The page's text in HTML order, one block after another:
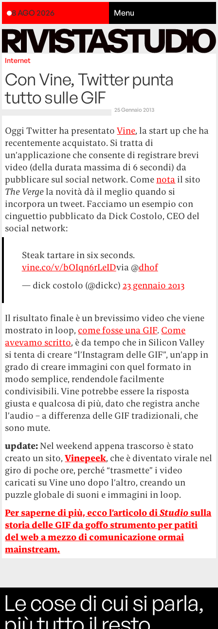
8 AGO 2026 Menu
Internet
Con Vine, Twitter punta
tutto sulle GIF
25 Gennaio 2013
Oggi Twitter ha presentatoVine, la start up che ha
recentemente acquistato. Si tratta di
un’applicazione che consente di registrare brevi
video (della durata massima di 6 secondi) da
pubblicare sul social network. Come nota il sito
The Verge la novità dà il meglio quando si
incorpora un tweet. Facciamo un esempio con
cinguettio pubblicato da Dick Costolo, CEO del
social network:
Steak tartare in six seconds.
vine.co/v/bOIqn6rLeIDvia @dhof
— dick costolo (@dickc) 23 gennaio 2013
Il risultato finale è un brevissimo video che viene
mostrato in loop, come fosse una GIF. Come
avevamo scritto, è da tempo che in Silicon Valley
si tenta di creare “l’Instagram delle GIF”, un’app in
grado di creare immagini con quel formato in
modo semplice, rendendole facilmente
condivisibili. Vine potrebbe essere la risposta
giusta e qualcosa di più, dato che registra anche
l’audio – a differenza delle GIF tradizionali, che
sono mute.
update: Nel weekend appena trascorso è stato
creato un sito,Vinepeek, che è diventato virale nel
giro di poche ore, perché “trasmette” i video
caricati su Vine uno dopo l’altro, creando un
puzzle globale di suoni e immagini in loop.
Per saperne di più, ecco l’articolo diStudiosulla
storia delle GIF da goffo strumento per patiti
del web a mezzo di comunicazione ormai
mainstream.
Le cose di cui si parla,